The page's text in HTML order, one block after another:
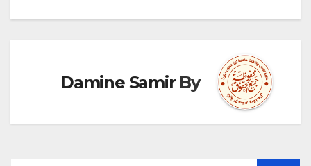
By
Damine Samir